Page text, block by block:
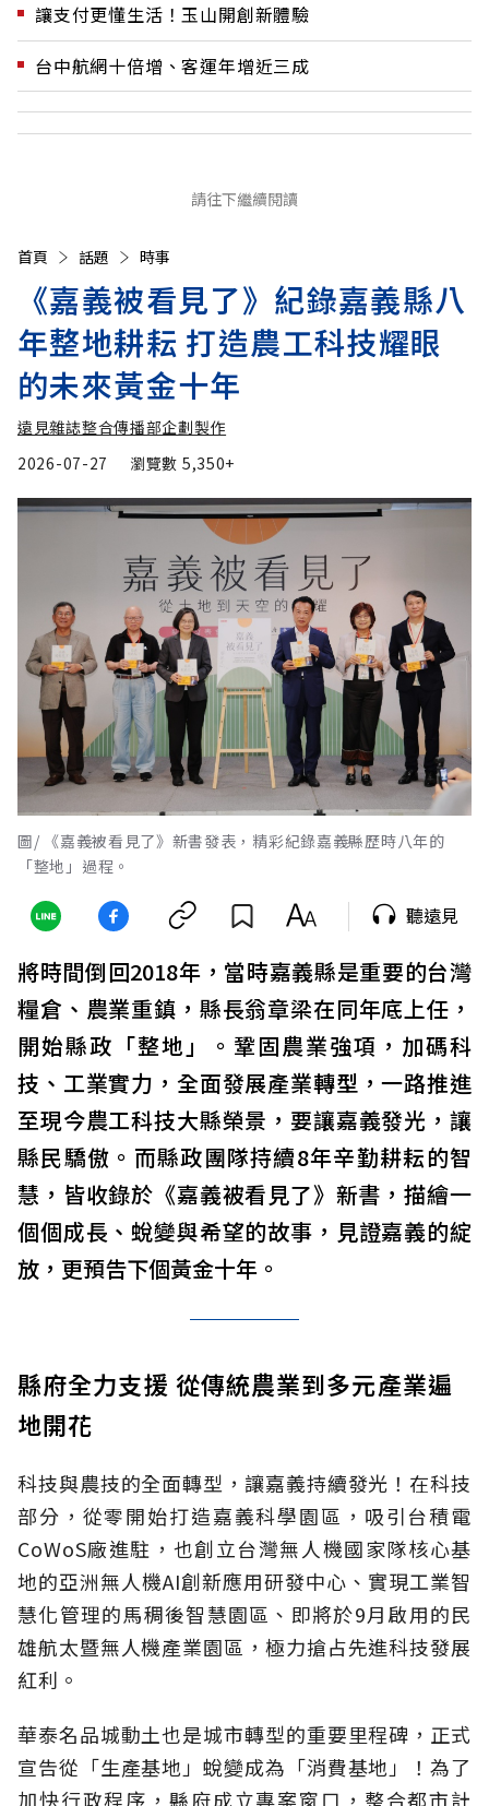
讓支付更懂生活！玉山開創新體驗
台中航網十倍增、客運年增近三成
請往下繼續閱讀
首頁 話題 時事
《嘉義被看見了》紀錄嘉義縣八
年整地耕耘 打造農工科技耀眼
的未來黃金十年
遠見雜誌整合傳播部企劃製作
2026-07-27
瀏覽數 5,350+
圖/ 《嘉義被看見了》新書發表，精彩紀錄嘉義縣歷時八年的
「整地」過程。
聽遠見
將時間倒回2018年，當時嘉義縣是重要的台灣
糧倉、農業重鎮，縣長翁章梁在同年底上任，
開始縣政「整地」。鞏固農業強項，加碼科
技、工業實力，全面發展產業轉型，一路推進
至現今農工科技大縣榮景，要讓嘉義發光，讓
縣民驕傲。而縣政團隊持續8年辛勤耕耘的智
慧，皆收錄於《嘉義被看見了》新書，描繪一
個個成長、蛻變與希望的故事，見證嘉義的綻
放，更預告下個黃金十年。
縣府全力支援 從傳統農業到多元產業遍
地開花
科技與農技的全面轉型，讓嘉義持續發光！在科技
部分，從零開始打造嘉義科學園區，吸引台積電
CoWoS廠進駐，也創立台灣無人機國家隊核心基
地的亞洲無人機AI創新應用研發中心、實現工業智
慧化管理的馬稠後智慧園區、即將於9月啟用的民
雄航太暨無人機產業園區，極力搶占先進科技發展
紅利。
華泰名品城動土也是城市轉型的重要里程碑，正式
宣告從「生產基地」蛻變成為「消費基地」！為了
加快行政程序，縣府成立專案窗口，整合都市計